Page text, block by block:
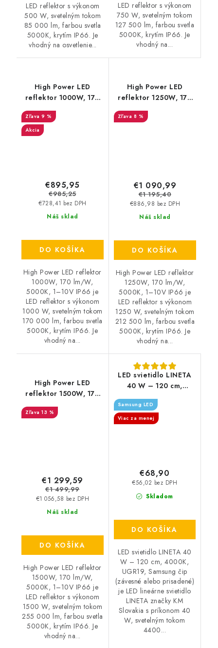
LED reflektor s výkonom
500 W, svetelným tokom
85 000 lm, farbou svetla
5000K, krytím IP66. Je
vhodný na osvetlenie...
LED reflektor s výkonom
750 W, svetelným tokom
127 500 lm, farbou svetla
5000K, krytím IP66. Je
vhodný na...
High Power LED
reflektor 1000W, 170
lm/W, 5000K, 1–10V
IP66
9 %
Akcia
Náš sklad
€728,41 bez DPH
€895,95
€985,25
DO KOŠÍKA
High Power LED reflektor
1000W, 170 lm/W,
5000K, 1–10V IP66 je
LED reflektor s výkonom
1000 W, svetelným tokom
170 000 lm, farbou svetla
5000K, krytím IP66. Je
vhodný na...
High Power LED
reflektor 1250W, 170
lm/W, 5000K, 1–10V
IP66
8 %
Náš sklad
€886,98 bez DPH
€1 090,99
€1 195,40
DO KOŠÍKA
High Power LED reflektor
1250W, 170 lm/W,
5000K, 1–10V IP66 je
LED reflektor s výkonom
1250 W, svetelným tokom
212 500 lm, farbou svetla
5000K, krytím IP66. Je
vhodný na...
High Power LED
reflektor 1500W, 170
IP66
13 %
Náš sklad
€1 056,58 bez DPH
€1 299,59
€1 499,99
DO KOŠÍKA
High Power LED reflektor
1500W, 170 lm/W,
5000K, 1–10V IP66 je
LED reflektor s výkonom
1500 W, svetelným tokom
255 000 lm, farbou svetla
5000K, krytím IP66. Je
vhodný na...
LED svietidlo LINETA
40 W – 120 cm,
Samsung čip (závesné
alebo prisadené)
Samsung LED
Viac za menej
Skladom
€56,02 bez DPH
€68,90
DO KOŠÍKA
LED svietidlo LINETA 40
W – 120 cm, 4000K,
UGR19, Samsung čip
(závesné alebo prisadené)
je LED lineárne svietidlo
LINETA značky KM
Slovakia s príkonom 40
W, svetelným tokom
4400...